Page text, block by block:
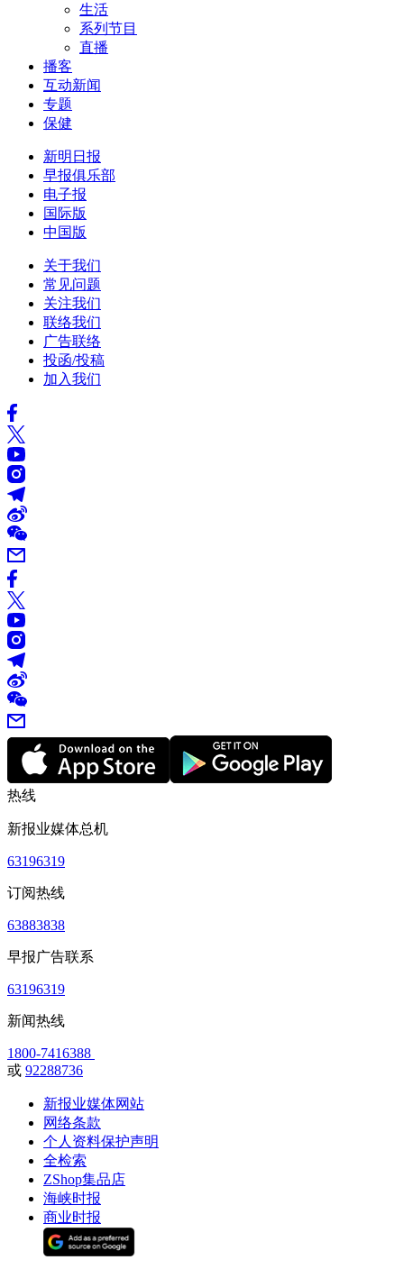
生活
系列节目
直播
播客
互动新闻
专题
保健
新明日报
早报俱乐部
电子报
国际版
中国版
关于我们
常见问题
关注我们
联络我们
广告联络
投函/投稿
加入我们
热线
新报业媒体总机
63196319
订阅热线
63883838
早报广告联系
63196319
新闻热线
1800-7416388
或 92288736
新报业媒体网站
网络条款
个人资料保护声明
全检索
ZShop集品店
海峡时报
商业时报